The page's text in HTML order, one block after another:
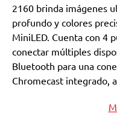
2160 brinda imágenes
profundo y colores
MiniLED. Cuenta con 4
conectar múltiples
Bluetooth para una
Chromecast integrado,